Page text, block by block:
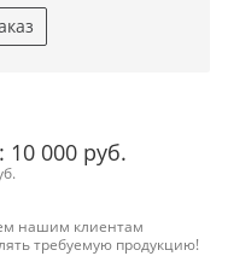
000 руб.
нашим клиентам
требуемую продукцию!